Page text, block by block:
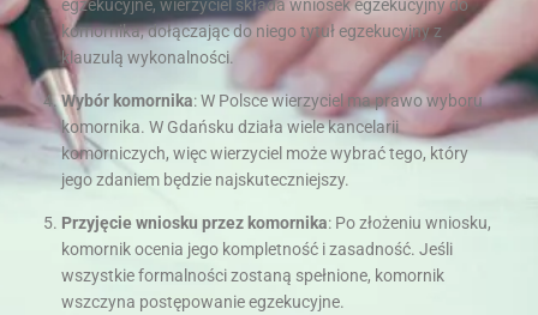
egzekucyjne, wierzyciel składa wniosek egzekucyjny do
komornika, dołączając do niego tytuł egzekucyjny z
klauzulą wykonalności.
Wybór komornika: W Polsce wierzyciel ma prawo wyboru
komornika. W Gdańsku działa wiele kancelarii
komorniczych, więc wierzyciel może wybrać tego, który
jego zdaniem będzie najskuteczniejszy.
Przyjęcie wniosku przez komornika: Po złożeniu wniosku,
komornik ocenia jego kompletność i zasadność. Jeśli
wszystkie formalności zostaną spełnione, komornik
wszczyna postępowanie egzekucyjne.